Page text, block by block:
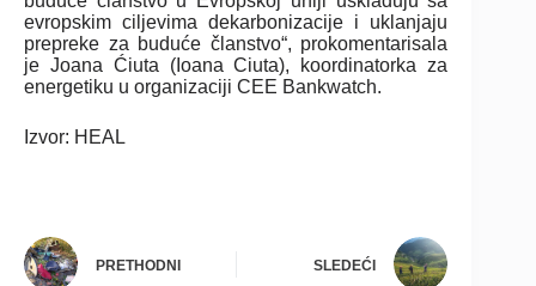
evropskim ciljevima dekarbonizacije i uklanjaju
prepreke za buduće članstvo“, prokomentarisala
je Joana Ćiuta (Ioana Ciuta), koordinatorka za
energetiku u organizaciji CEE Bankwatch.
Izvor: HEAL
PRETHODNI SLEDEĆI